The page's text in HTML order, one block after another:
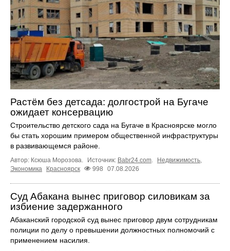
Растём без детсада: долгострой на Бугаче
ожидает консервацию
Строительство детского сада на Бугаче в Красноярске могло
бы стать хорошим примером общественной инфраструктуры
в развивающемся районе.
Автор: Ксюша Морозова. Источник: Babr24.com. Недвижимость,
Экономика
Красноярск 998 07.08.2026
Суд Абакана вынес приговор силовикам за
избиение задержанного
Абаканский городской суд вынес приговор двум сотрудникам
полиции по делу о превышении должностных полномочий с
применением насилия.